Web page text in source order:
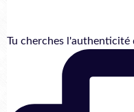
Tu cherches l'authenticité